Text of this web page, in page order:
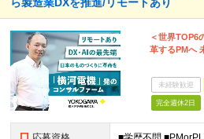
＜世界TOP6
革するPMへ
未経験歓迎
完全週休2日